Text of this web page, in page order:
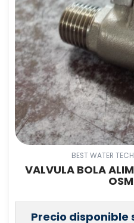
BEST WATER
VALVULA BOLA
Precio disponible